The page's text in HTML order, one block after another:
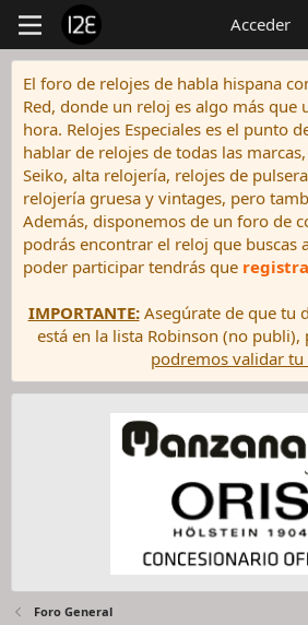
Acceder
El foro de relojes de habla hispana
Red, donde un reloj es algo más que
hora. Relojes Especiales es el punto
hablar de relojes de todas las
Seiko, alta relojería, relojes de
relojería gruesa y vintages, pero
Además, disponemos de un foro de
podrás encontrar el reloj que buscas
poder participar tendrás que
IMPORTANTE:Asegúrate de que tu
está en la lista Robinson (no publi),
podremos validar tu
Foro General